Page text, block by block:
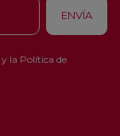
y la Política de